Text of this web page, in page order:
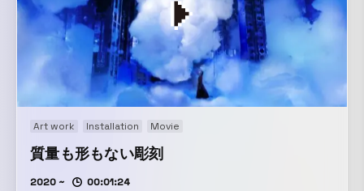
Art work Installation Movie
質量も形もない彫刻
2020 ~ 00:01:24